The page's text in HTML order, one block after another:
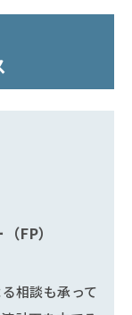
FP）
相談も承って